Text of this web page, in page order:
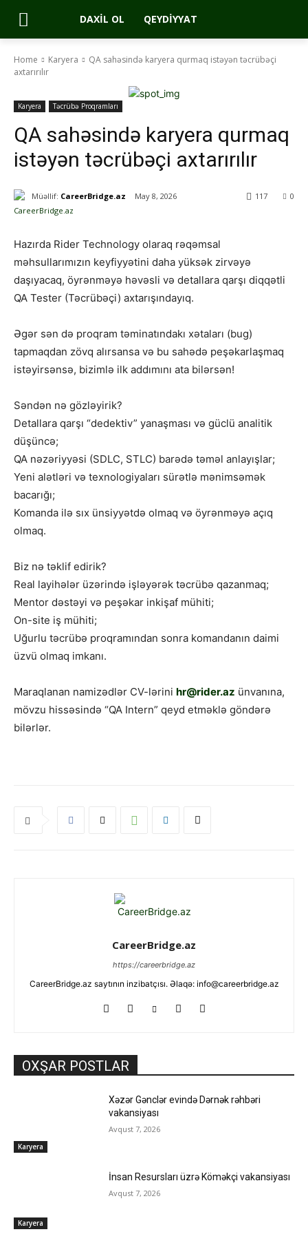
DAXIL OL QEYDIYYAT
Home Karyera
QA sahəsində karyera qurmaq istəyən təcrübəçi
axtarırılır
Karyera Təcrübə Proqramları
QA sahəsində karyera qurmaq
istəyən təcrübəçi axtarırılır
Müəllif: CareerBridge.az May 8, 2026 0
117
Hazırda Rider Technology olaraq rəqəmsal
məhsullarımızın keyfiyyətini daha yüksək zirvəyə
daşıyacaq, öyrənməyə həvəsli və detallara qarşı diqqətli
QA Tester (Təcrübəçi) axtarışındayıq.
Əgər sən də proqram təminatındakı xətaları (bug)
tapmaqdan zövq alırsansa və bu sahədə peşəkarlaşmaq
istəyirsənsə, bizimlə ilk addımını ata bilərsən!
Səndən nə gözləyirik?
Detallara qarşı “dedektiv” yanaşması və güclü analitik
düşüncə;
QA nəzəriyyəsi (SDLC, STLC) barədə təməl anlayışlar;
Yeni alətləri və texnologiyaları sürətlə mənimsəmək
bacarığı;
Komanda ilə sıx ünsiyyətdə olmaq və öyrənməyə açıq
olmaq.
Biz nə təklif edirik?
Real layihələr üzərində işləyərək təcrübə qazanmaq;
Mentor dəstəyi və peşəkar inkişaf mühiti;
On-site iş mühiti;
Uğurlu təcrübə proqramından sonra komandanın daimi
üzvü olmaq imkanı.
Maraqlanan namizədlər CV-lərini hr@rider.az ünvanına,
mövzu hissəsində “QA Intern” qeyd etməklə göndərə
bilərlər.
CareerBridge.az
https://careerbridge.az
CareerBridge.az saytının inzibatçısı. Əlaqə: info@careerbridge.az
OXŞAR POSTLAR
Karyera
Xəzər Gənclər evində Dərnək rəhbəri
vakansiyası
Avqust 7, 2026
Karyera
İnsan Resursları üzrə Köməkçi vakansiyası
Avqust 7, 2026